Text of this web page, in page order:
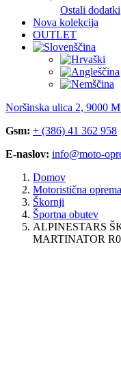
Ostali dodatki
Nova kolekcija
OUTLET
Noršinska ulica 2, 9000
Gsm: + (386) 41 362 958
E-naslov: info@moto-
Domov
Motoristična oprema
Škornji
Športna obutev
ALPINESTARS
MARTINATOR